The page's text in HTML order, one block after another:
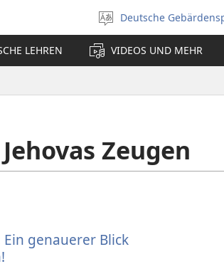
Sprache
Deutsche
LEHREN VIDEOS UND MEHR
Zeugen
genauerer Blick